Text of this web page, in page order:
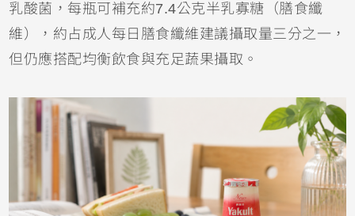
乳酸菌，每瓶可補充約7.4公克半乳寡糖（膳食纖
維），約占成人每日膳食纖維建議攝取量三分之一，
但仍應搭配均衡飲食與充足蔬果攝取。